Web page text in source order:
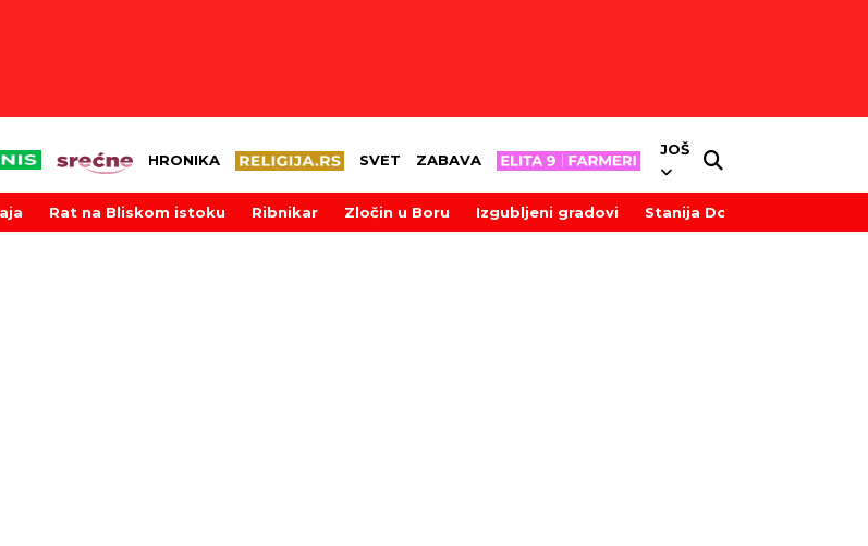
HRONIKA SVET ZABAVA
JOŠ
Rat na Bliskom istoku Ribnikar Zločin u Boru Izgubljeni gradovi Stanija Dobrojević